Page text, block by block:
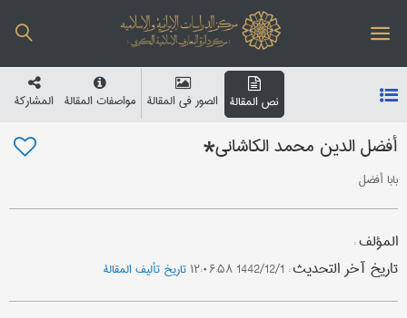
نص المقالة الصور في المقالة مواصفات المقالة المشارکة
أفضل الدین محمد الکاشاني*
بابا أفضل
المؤلف:
تاریخ آخر التحدیث: 1442/12/1 ۱۲:۰۶:۵۸ تاریخ تألیف المقالة